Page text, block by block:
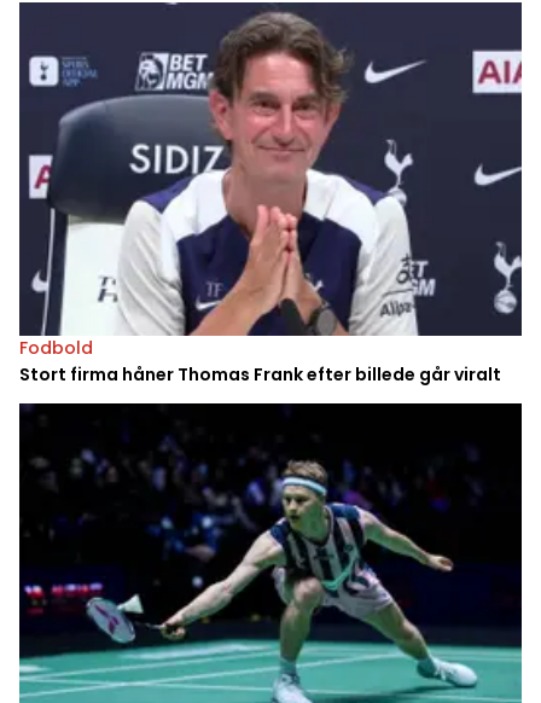
Fodbold
Stort firma håner Thomas Frank efter billede går viralt